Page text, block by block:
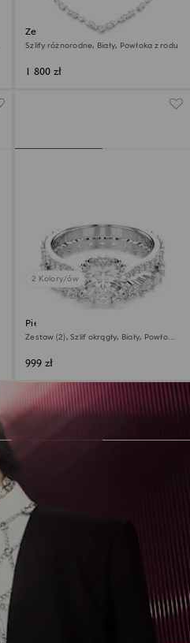
Zestaw Mesmera
Szlify różnorodne, Biały, Powłoka z rodu
1 800 zł
2 Kolory/ów
Pierścionek Stilla
Zestaw (2), Szlif okrągły, Biały, Powłoka
999 zł